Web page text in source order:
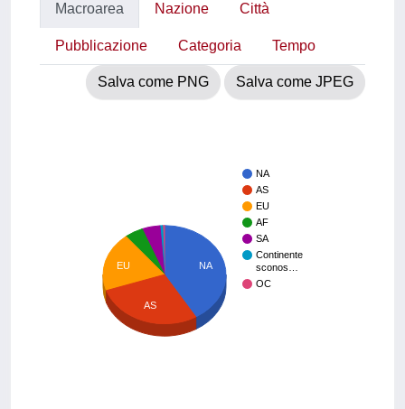
Macroarea Nazione Città
Pubblicazione Categoria Tempo
Salva come PNG Salva come JPEG
NA
AS
EU
AF
SA
Continente
sconos…
OC
NA
EU
AS